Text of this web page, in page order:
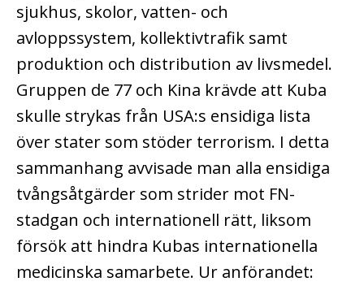
sjukhus, skolor, vatten- och
avloppssystem, kollektivtrafik samt
produktion och distribution av livsmedel.
Gruppen de 77 och Kina krävde att Kuba
skulle strykas från USA:s ensidiga lista
över stater som stöder terrorism. I detta
sammanhang avvisade man alla ensidiga
tvångsåtgärder som strider mot FN-
stadgan och internationell rätt, liksom
försök att hindra Kubas internationella
medicinska samarbete. Ur anförandet: